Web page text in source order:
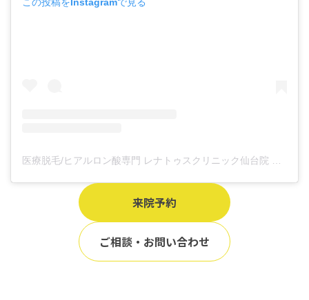
医療脱毛/ヒアルロン酸専門 レナトゥスクリニック仙台院 高橋希(@renaclisendai)がシェアした投稿
来院予約
ご相談・お問い合わせ